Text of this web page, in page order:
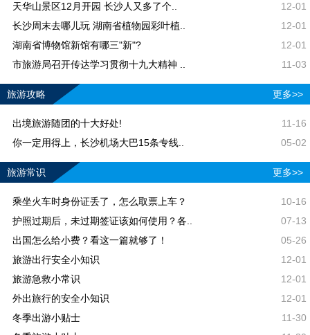
天华山景区12月开园 长沙人又多了个..
12-01
长沙周末去哪儿玩 湖南省植物园彩叶植..
12-01
湖南省博物馆新馆有哪三"新"?
12-01
市旅游局召开传达学习贯彻十九大精神 ..
11-03
旅游攻略 更多>>
出境旅游随团的十大好处!
11-16
你一定用得上，长沙机场大巴15条专线..
05-02
旅游常识 更多>>
乘坐火车时身份证丢了，怎么取票上车？
10-16
护照过期后，未过期签证该如何使用？各..
07-13
出国怎么给小费？看这一篇就够了！
05-26
旅游出行安全小知识
12-01
旅游急救小常识
12-01
外出旅行的安全小知识
12-01
冬季出游小贴士
11-30